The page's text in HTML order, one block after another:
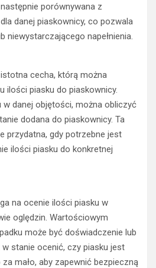
porównywana z
danej piaskownicy, co pozwala
niewystarczającego napełnienia.
cecha, którą można
ilości piasku do piaskownicy.
danej objętości, można obliczyć
dodana do piaskownicy. Ta
przydatna, gdy potrzebne jest
ilości piasku do konkretnej
na ocenie ilości piasku w
oględzin. Wartościowym
może być doświadczenie lub
stanie ocenić, czy piasku jest
mało, aby zapewnić bezpieczną